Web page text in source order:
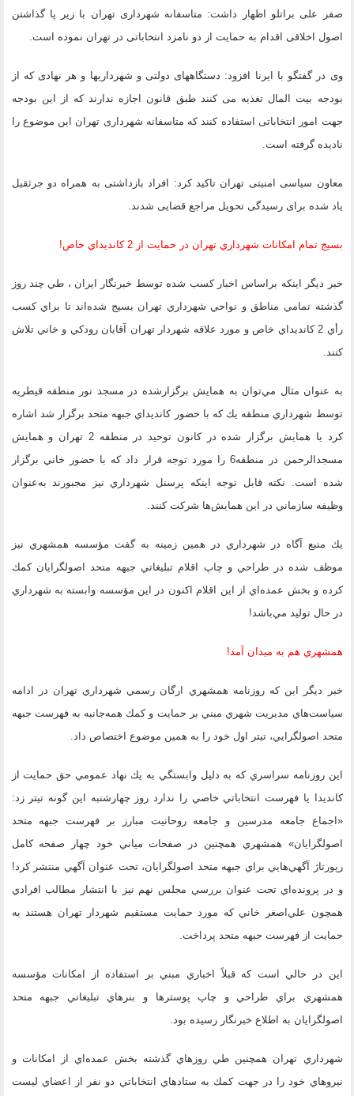
صفر علی براتلو اظهار داشت: متاسفانه شهرداری تهران با زیر پا گذاشتن
اصول اخلاقی اقدام به حمایت از دو نامزد انتخاباتی در تهران نموده است.
وی در گفتگو با ایرنا افزود: دستگاههای دولتی و شهرداریها و هر نهادی که از
بودجه بیت المال تغذیه می کنند طبق قانون اجازه ندارند که از این بودجه
جهت امور انتخاباتی استفاده کنند که متاسفانه شهرداری تهران این موضوع را
نادیده گرفته است.
معاون سیاسی امنیتی تهران تاکید کرد: افراد بازداشتی به همراه دو جرثقیل
یاد شده برای رسیدگی تحویل مراجع قضایی شدند.
بسيج تمام امكانات شهرداري تهران در حمايت از 2 كانديداي خاص!
خبر ديگر اينكه براساس اخبار كسب شده توسط خبرنگار ایران ، طي چند روز
گذشته تمامي مناطق و نواحي شهرداري تهران بسيج شده‌اند تا براي كسب
رأي 2 كانديداي خاص و مورد علاقه شهردار تهران آقايان رودكي و خاني تلاش
كنند.
به عنوان مثال مي‌توان به همايش برگزارشده در مسجد نور منطقه قيطريه
توسط شهرداري منطقه يك كه با حضور كانديداي جبهه متحد برگزار شد اشاره
كرد يا همايش برگزار شده در كانون توحيد در منطقه 2 تهران و همايش
مسجدالرحمن در منطقه6 را مورد توجه قرار داد كه با حضور خاني برگزار
شده است. نكته قابل توجه اينكه پرسنل شهرداري نيز مجبورند به‌عنوان
وظيفه سازماني در اين همايش‌ها شركت كنند.
يك منبع آگاه در شهرداري در همين زمينه به گفت مؤسسه همشهري نيز
موظف شده در طراحي و چاپ اقلام تبليغاتي جبهه متحد اصولگرايان كمك
كرده و بخش عمده‌اي از اين اقلام اكنون در اين مؤسسه وابسته به شهرداري
در حال توليد مي‌باشد!
همشهري هم به ميدان آمد!
خبر ديگر اين كه روزنامه همشهري ارگان رسمي شهرداري تهران در ادامه
سياست‌هاي مديريت شهري مبني بر حمايت و كمك همه‌جانبه به فهرست جبهه
متحد اصولگرايي، تيتر اول خود را به همين موضوع اختصاص داد.
اين روزنامه سراسري كه به دليل وابستگي به يك نهاد عمومي حق حمايت از
كانديدا يا فهرست انتخاباتي خاصي را ندارد روز چهارشنبه اين گونه تيتر زد:
«اجماع جامعه مدرسين و جامعه روحانيت مبارز بر فهرست جبهه متحد
اصولگرايان» همشهري همچنين در صفحات مياني خود چهار صفحه كامل
رپورتاژ آگهي‌هايي براي جبهه متحد اصولگرايان، تحت عنوان آگهي منتشر كرد!
و در پرونده‌اي تحت عنوان بررسي مجلس نهم نيز با انتشار مطالب افرادي
همچون علي‌اصغر خاني كه مورد حمايت مستقيم شهردار تهران هستند به
حمايت از فهرست جبهه متحد پرداخت.
اين در حالي است كه قبلاً اخباري مبني بر استفاده از امكانات مؤسسه
همشهري براي طراحي و چاپ پوسترها و بنرهاي تبليغاتي جبهه متحد
اصولگرايان به اطلاع خبرنگار رسيده بود.
شهرداري تهران همچنين طي روزهاي گذشته بخش عمده‌اي از امكانات و
نيروهاي خود را در جهت كمك به ستادهاي انتخاباتي دو نفر از اعضاي ليست